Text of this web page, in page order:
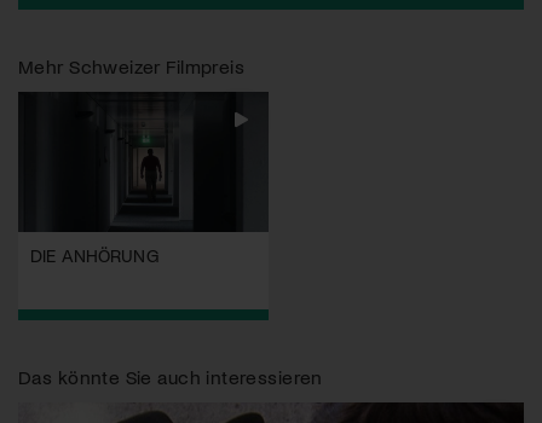
Mehr Schweizer Filmpreis
DIE ANHÖRUNG
Das könnte Sie auch interessieren